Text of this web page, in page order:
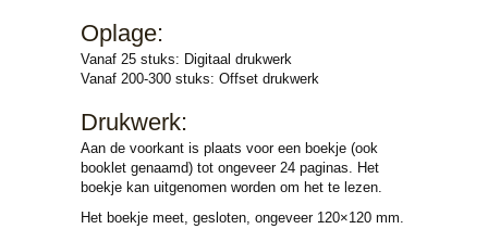
Oplage:
Vanaf 25 stuks: Digitaal drukwerk
Vanaf 200-300 stuks: Offset drukwerk
Drukwerk:
Aan de voorkant is plaats voor een boekje (ook
booklet genaamd) tot ongeveer 24 paginas. Het
boekje kan uitgenomen worden om het te lezen.
Het boekje meet, gesloten, ongeveer 120×120 mm.